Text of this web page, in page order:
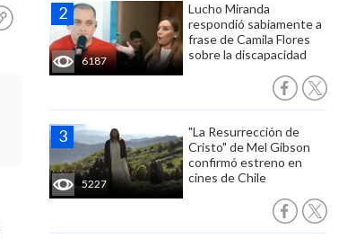
6187
Lucho Miranda
respondió sabiamente a
frase de Camila Flores
sobre la discapacidad
5227
"La Resurrección de
Cristo" de Mel Gibson
confirmó estreno en
cines de Chile